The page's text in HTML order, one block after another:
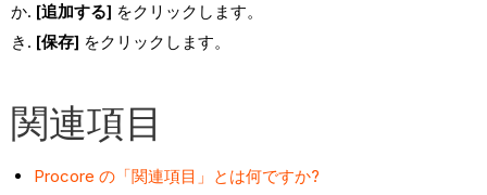
[追加する] をクリックします。
[保存] をクリックします。
関連項目
Procore の「関連項目」とは何ですか?